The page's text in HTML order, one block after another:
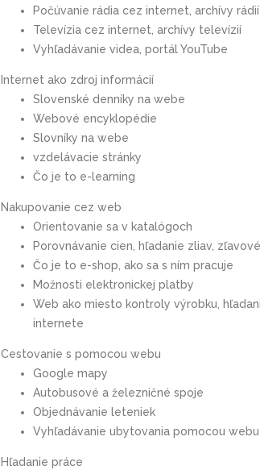
Počúvanie rádia cez internet, archívy rádií
Televízia cez internet, archívy televízií
Vyhľadávanie videa, portál YouTube
Internet ako zdroj informácií
Slovenské denníky na webe
Webové encyklopédie
Slovníky na webe
vzdelávacie stránky
Čo je to e-learning
Nakupovanie cez web
Orientovanie sa v katalógoch
Porovnávanie cien, hľadanie zliav,
Čo je to e-shop, ako sa s ním pracuje
Možnosti elektronickej platby
Web ako miesto kontroly výrobku,
internete
Cestovanie s pomocou webu
Google mapy
Autobusové a železničné spoje
Objednávanie leteniek
Vyhľadávanie ubytovania pomocou webu
Hľadanie práce